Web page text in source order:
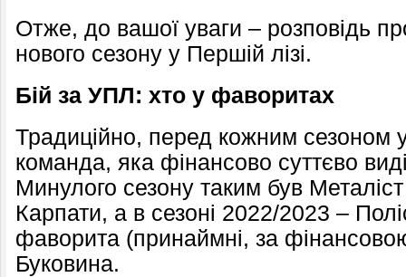
Отже, до вашої уваги – розповідь
нового сезону у Першій лізі.
Бій за УПЛ: хто у фаворитах
Традиційно, перед кожним сезоном
команда, яка фінансово суттєво
Минулого сезону таким був
Карпати, а в сезоні 2022/2023 –
фаворита (принаймні, за
Буковина.